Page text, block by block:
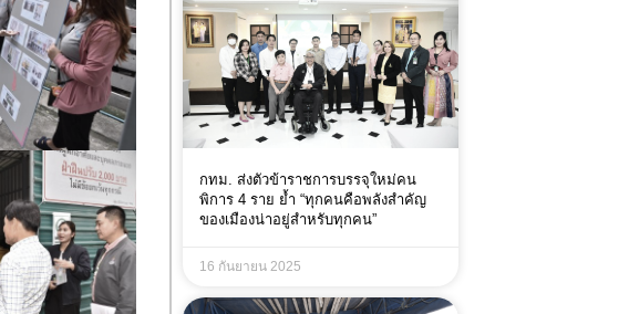
กทม. ส่งตัวข้าราชการบรรจุใหม่คน
พิการ 4 ราย ย้ำ “ทุกคนคือพลังสำคัญ
ของเมืองน่าอยู่สำหรับทุกคน”
16 กันยายน 2025